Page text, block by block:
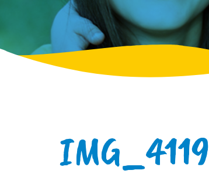
IMG_4119